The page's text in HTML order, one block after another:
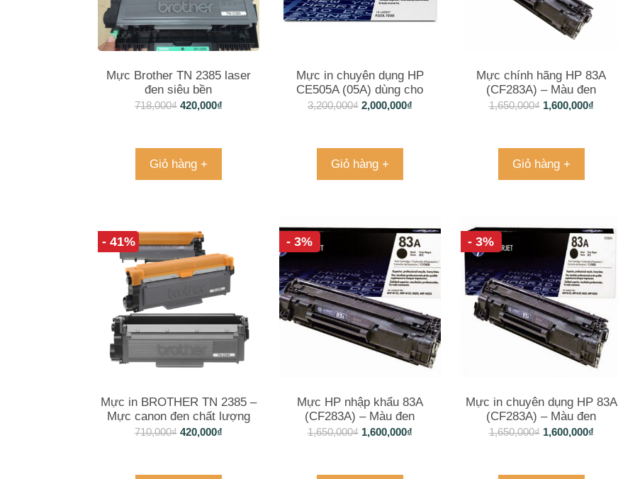
Mực Brother TN 2385 laser
đen siêu bền
718,000₫ 420,000₫
Giỏ hàng +
Mực in chuyên dụng HP
CE505A (05A) dùng cho
Laserjetp 2035 và 2055
3,200,000₫ 2,000,000₫
Giỏ hàng +
Mực chính hãng HP 83A
(CF283A) – Màu đen
1,650,000₫ 1,600,000₫
Giỏ hàng +
- 41%
Mực in BROTHER TN 2385 –
Mực canon đen chất lượng
710,000₫ 420,000₫
- 3%
Mực HP nhập khẩu 83A
(CF283A) – Màu đen
1,650,000₫ 1,600,000₫
- 3%
Mực in chuyên dụng HP 83A
(CF283A) – Màu đen
1,650,000₫ 1,600,000₫